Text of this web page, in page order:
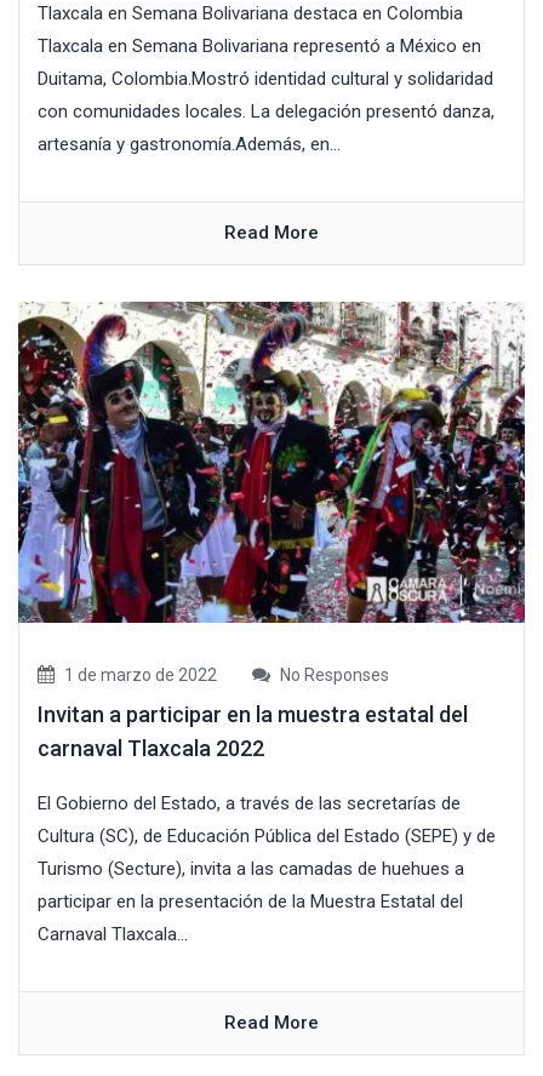
Tlaxcala en Semana Bolivariana destaca en Colombia
Tlaxcala en Semana Bolivariana representó a México en
Duitama, Colombia.Mostró identidad cultural y solidaridad
con comunidades locales. La delegación presentó danza,
artesanía y gastronomía.Además, en...
Read More
1 de marzo de 2022 No Responses
Invitan a participar en la muestra estatal del
carnaval Tlaxcala 2022
El Gobierno del Estado, a través de las secretarías de
Cultura (SC), de Educación Pública del Estado (SEPE) y de
Turismo (Secture), invita a las camadas de huehues a
participar en la presentación de la Muestra Estatal del
Carnaval Tlaxcala...
Read More